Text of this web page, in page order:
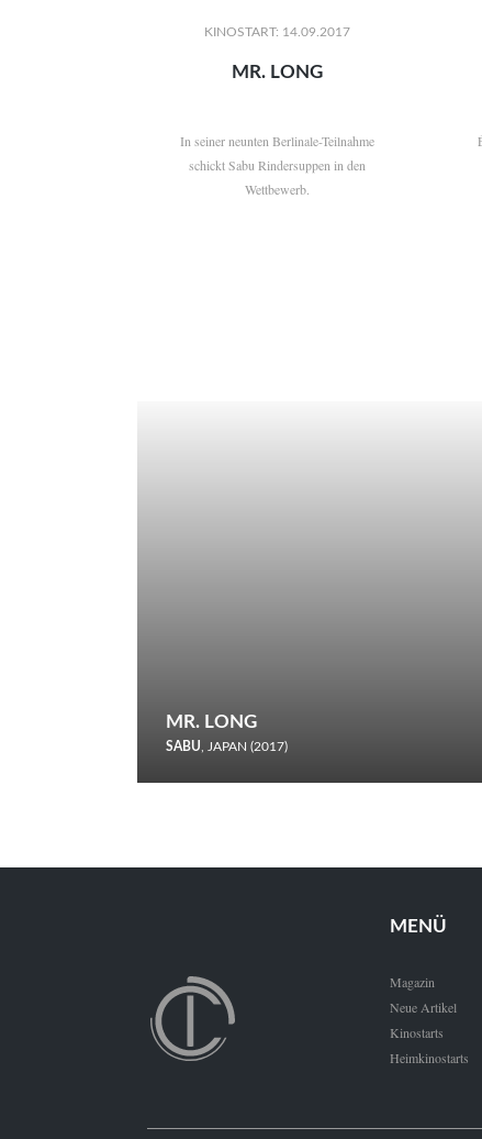
KINOSTART: 14.09.2017
MR. LONG
In seiner neunten Berlinale-Teilnahme
schickt Sabu Rindersuppen in den
Wettbewerb.
MR. LONG
SABU, JAPAN (2017)
den Wettbewerb.
MENÜ
Magazin
Neue Artikel
Kinostarts
Heimkinostarts